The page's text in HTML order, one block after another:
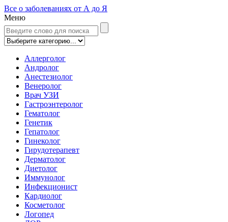
Все о заболеваниях от А до Я
Меню
Аллерголог
Андролог
Анестезиолог
Венеролог
Врач УЗИ
Гастроэнтеролог
Гематолог
Генетик
Гепатолог
Гинеколог
Гирудотерапевт
Дерматолог
Диетолог
Иммунолог
Инфекционист
Кардиолог
Косметолог
Логопед